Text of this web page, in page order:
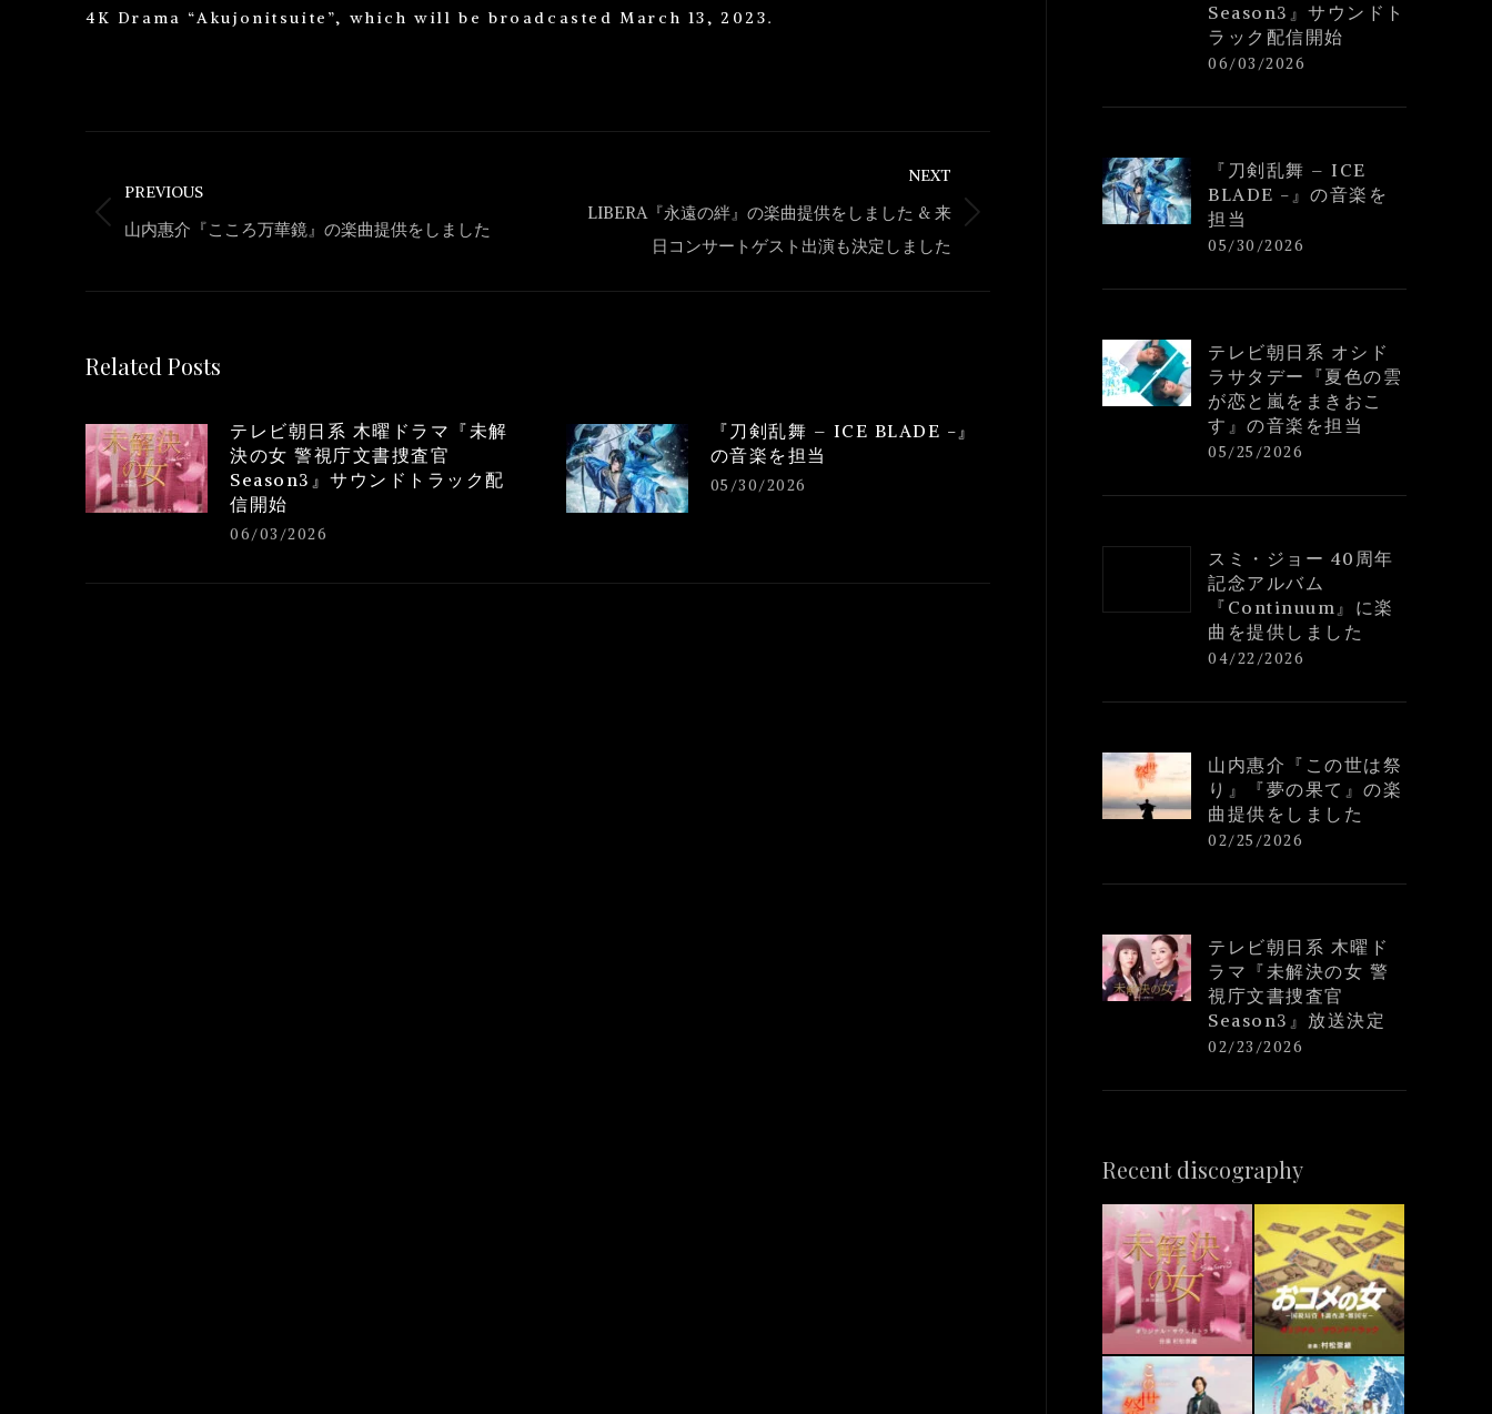
4K Drama “Akujonitsuite”, which will be broadcasted March 13, 2023.
navigation
PREVIOUS
Previous
山内惠介『こころ万華鏡』の楽曲提供をしました
NEXT
Next
LIBERA『永遠の絆』の楽曲提供をしました & 来
日コンサートゲスト出演も決定しました
Related Posts
テレビ朝日系 木曜ドラマ『未解
決の女 警視庁文書捜査官
Season3』サウンドトラック配
信開始
06/03/2026
『刀剣乱舞 – ICE BLADE -』
の音楽を担当
05/30/2026
Season3』サウンドト
ラック配信開始
06/03/2026
『刀剣乱舞 – ICE
BLADE -』の音楽を
担当
05/30/2026
テレビ朝日系 オシド
ラサタデー『夏色の雲
が恋と嵐をまきおこ
す』の音楽を担当
05/25/2026
スミ・ジョー 40周年
記念アルバム
『Continuum』に楽
曲を提供しました
04/22/2026
山内惠介『この世は祭
り』『夢の果て』の楽
曲提供をしました
02/25/2026
テレビ朝日系 木曜ド
ラマ『未解決の女 警
視庁文書捜査官
Season3』放送決定
02/23/2026
Recent discography